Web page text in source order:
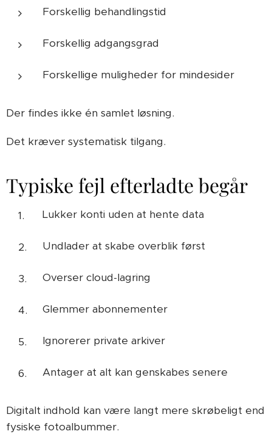
Forskellig behandlingstid
Forskellig adgangsgrad
Forskellige muligheder for mindesider
Der findes ikke én samlet løsning.
Det kræver systematisk tilgang.
Typiske fejl efterladte begår
Lukker konti uden at hente data
Undlader at skabe overblik først
Overser cloud-lagring
Glemmer abonnementer
Ignorerer private arkiver
Antager at alt kan genskabes senere
Digitalt indhold kan være langt mere skrøbeligt end
fysiske fotoalbummer.